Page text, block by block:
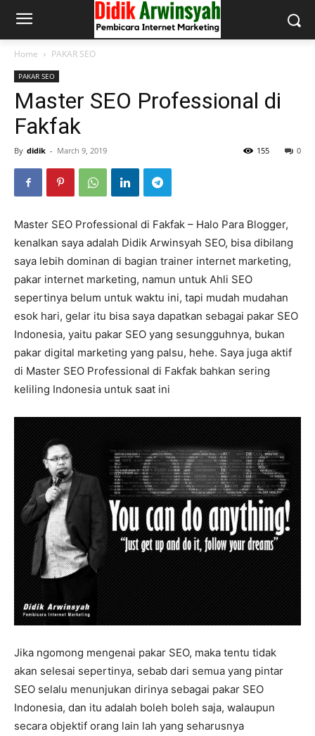
Home PAKAR SEO
PAKAR SEO
Master SEO Professional di
Fakfak
By didik - March 9, 2019 0
155
Master SEO Professional di Fakfak – Halo Para Blogger,
kenalkan saya adalah Didik Arwinsyah SEO, bisa dibilang
saya lebih dominan di bagian trainer internet marketing,
pakar internet marketing, namun untuk Ahli SEO
sepertinya belum untuk waktu ini, tapi mudah mudahan
esok hari, gelar itu bisa saya dapatkan sebagai pakar SEO
Indonesia, yaitu pakar SEO yang sesungguhnya, bukan
pakar digital marketing yang palsu, hehe. Saya juga aktif
di Master SEO Professional di Fakfak bahkan sering
keliling Indonesia untuk saat ini
Jika ngomong mengenai pakar SEO, maka tentu tidak
akan selesai sepertinya, sebab dari semua yang pintar
SEO selalu menunjukan dirinya sebagai pakar SEO
Indonesia, dan itu adalah boleh boleh saja, walaupun
secara objektif orang lain lah yang seharusnya